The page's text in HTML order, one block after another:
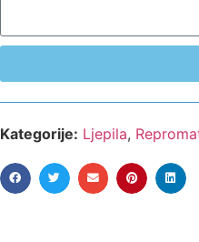
Kategorije: Ljepila,